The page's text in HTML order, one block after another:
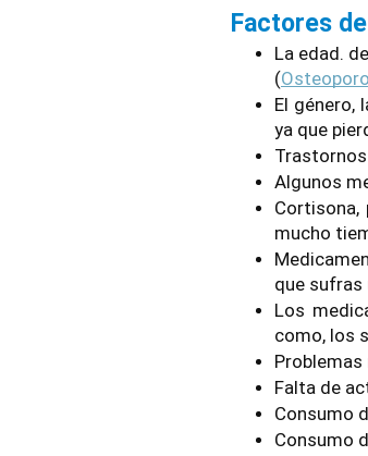
Factores
La edad.
(
El género,
ya que
Algunos
mucho
que sufras
Los
como, los
Falta de
Consumo
Consumo